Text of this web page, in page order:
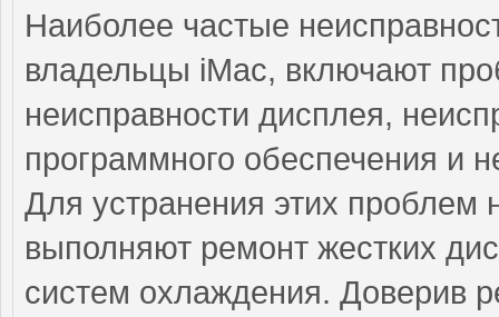
Наиболее частые
владельцы iMac, включают
неисправности дисплея,
программного обеспечения и
Для устранения этих
выполняют ремонт жестких
систем охлаждения. Доверив